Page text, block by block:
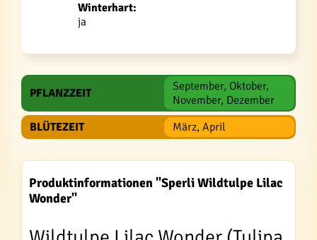
Winterhart:
ja
PFLANZZEIT
September, Oktober,
November, Dezember
BLÜTEZEIT
März, April
Produktinformationen "Sperli Wildtulpe Lilac
Wonder"